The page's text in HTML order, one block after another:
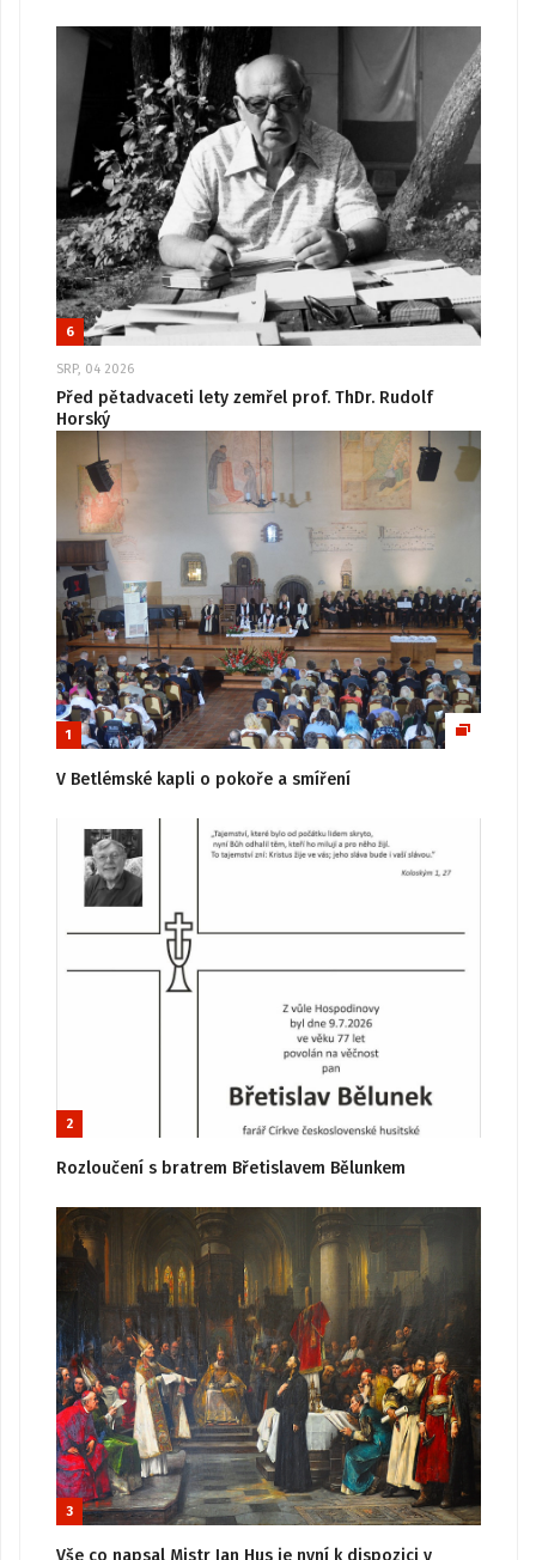
6
SRP, 04 2026
Před pětadvaceti lety zemřel prof. ThDr. Rudolf
Horský
1
V Betlémské kapli o pokoře a smíření
2
Rozloučení s bratrem Břetislavem Bělunkem
3